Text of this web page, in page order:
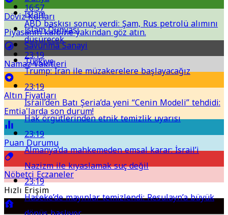
Döviz Kurları
Piyasanın kalbine yakından göz atın.
Namaz Vakitleri
Altın Fiyatları
Emtia'larda son durum!
Puan Durumu
Nöbetçi Eczaneler
Hızlı Erişim
İslam
İslam Dünyası
Savunma Sanayi
Türkiye
16:57
ABD baskısı sonuç verdi: Şam, Rus petrolü alımını
düşürecek
23:19
Trump: İran ile müzakerelere başlayacağız
23:19
İsrail’den Batı Şeria’da yeni “Cenin Modeli” tehdidi:
Hak örgütlerinden etnik temizlik uyarısı
23:19
Almanya’da mahkemeden emsal karar: İsrail’i
Nazizm ile kıyaslamak suç değil
23:19
Haseke’de mayınlar temizlendi: Resulayn’a büyük